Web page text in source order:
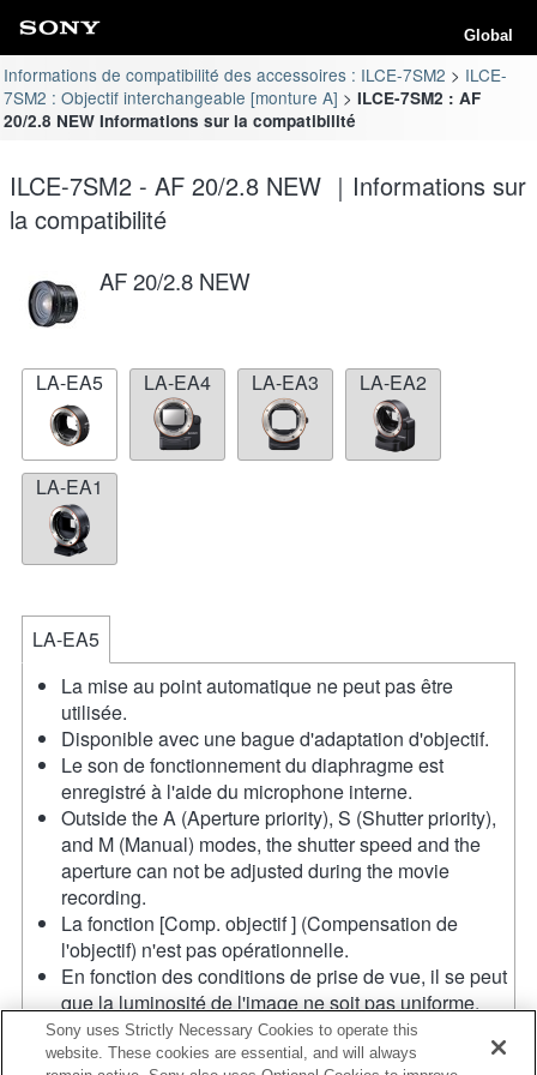
Global
Informations de compatibilité des accessoires : ILCE-7SM2
ILCE-
7SM2 : Objectif interchangeable [monture A]
ILCE-7SM2 : AF
20/2.8 NEW Informations sur la compatibilité
ILCE-7SM2 - AF 20/2.8 NEW ｜Informations sur
la compatibilité
AF 20/2.8 NEW
LA-EA5 LA-EA4 LA-EA3 LA-EA2
LA-EA1
LA-EA5
La mise au point automatique ne peut pas être
utilisée.
Disponible avec une bague d'adaptation d'objectif.
Le son de fonctionnement du diaphragme est
enregistré à l'aide du microphone interne.
Outside the A (Aperture priority), S (Shutter priority),
and M (Manual) modes, the shutter speed and the
aperture can not be adjusted during the movie
recording.
La fonction [Comp. objectif ] (Compensation de
l'objectif) n'est pas opérationnelle.
En fonction des conditions de prise de vue, il se peut
que la luminosité de l'image ne soit pas uniforme.
Réglez la fonction [Obturat. à rideaux avant] sur [Off].
Si vous fixez l'objectif à monture A à l'aide de
Sony uses Strictly Necessary Cookies to operate this
website. These cookies are essential, and will always